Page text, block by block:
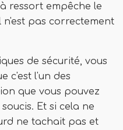
ressort empêche le
n'est pas correctement
de sécurité, vous
c'est l'un des
que vous pouvez
Et si cela ne
ne tachait pas et